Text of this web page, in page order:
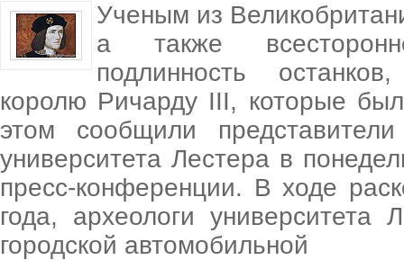
Ученым из
а также
подлинность
королю Ричарду III, которые
этом сообщили представители
университета Лестера в
пресс-конференции. В ходе
года, археологи
городской автомобильной